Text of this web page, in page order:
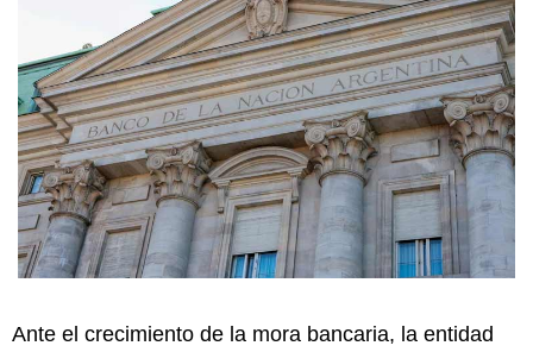
Ante el crecimiento de la mora bancaria, la entidad